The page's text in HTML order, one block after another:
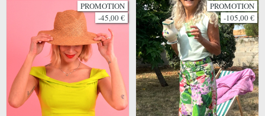
PROMOTION
-45,00 €
PROMOTION
-105,00 €